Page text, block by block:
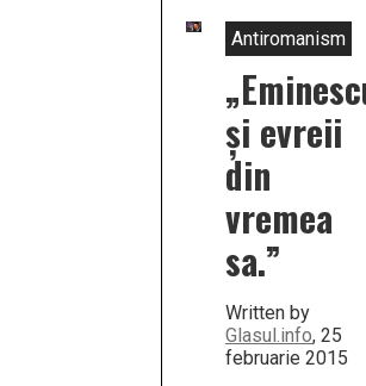
Antiromanism
și evreii
din
vremea
sa.”
Written by
Glasul.info, 25
februarie 2015